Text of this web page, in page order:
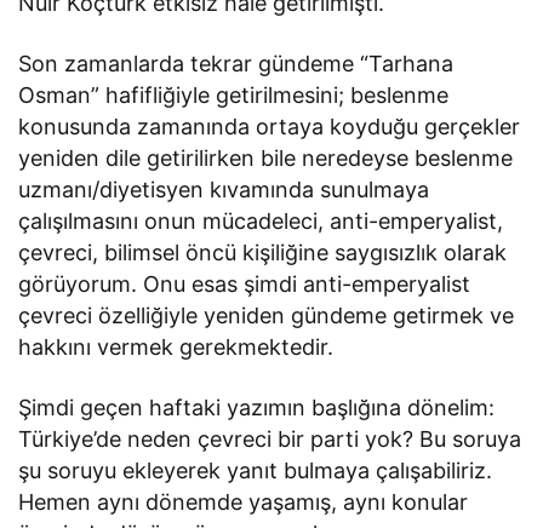
Son zamanlarda tekrar gündeme “Tarhana
Osman” hafifliğiyle getirilmesini; beslenme
konusunda zamanında ortaya koyduğu gerçekler
yeniden dile getirilirken bile neredeyse beslenme
uzmanı/diyetisyen kıvamında sunulmaya
çalışılmasını onun mücadeleci, anti-emperyalist,
çevreci, bilimsel öncü kişiliğine saygısızlık olarak
görüyorum. Onu esas şimdi anti-emperyalist
çevreci özelliğiyle yeniden gündeme getirmek ve
hakkını vermek gerekmektedir.
Şimdi geçen haftaki yazımın başlığına dönelim:
Türkiye’de neden çevreci bir parti yok? Bu soruya
şu soruyu ekleyerek yanıt bulmaya çalışabiliriz.
Hemen aynı dönemde yaşamış, aynı konular